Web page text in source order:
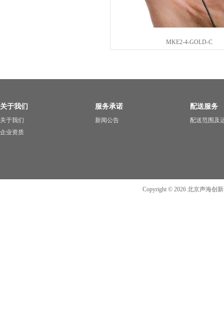
MKE2-4-GOLD-C
关于我们
关于我们
企业资质
服务承诺
新闻公告
配送服务
配送范围及
Copyright © 2026 北京声海创